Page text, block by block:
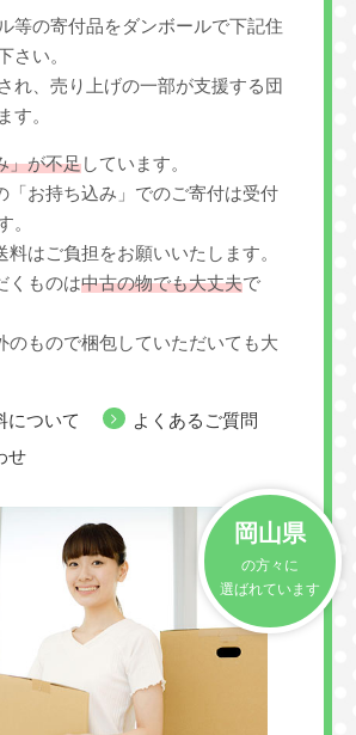
等の寄付品をダンボールで下記住
さい。
れ、売り上げの一部が支援する団
す。
」が不足しています。
「お持ち込み」でのご寄付は受付
。
料はご負担をお願いいたします。
くものは中古の物でも大丈夫で
のもので梱包していただいても大
について
よくあるご質問
せ
岡山県
の方々に
選ばれています